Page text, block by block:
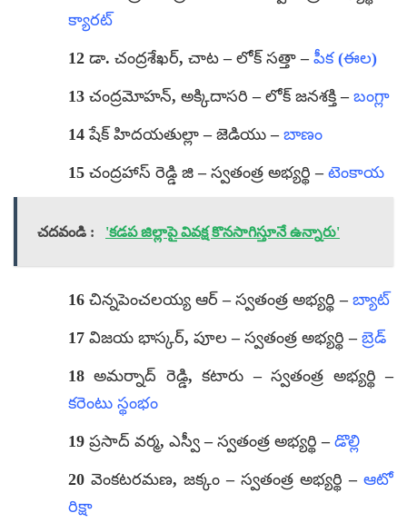
క్యారట్
12 డా. చంద్రశేఖర్, చాట – లోక్ సత్తా – పీక (ఈల)
13 చంద్రమోహన్, అక్కిదాసరి – లోక్ జనశక్తి – బంగ్లా
14 షేక్ హిదయతుల్లా – జెడియు – బాణం
15 చంద్రహాస్ రెడ్డి జి – స్వతంత్ర అభ్యర్థి – టెంకాయ
చదవండి : 'కడప జిల్లాపై వివక్ష కొనసాగిస్తూనే ఉన్నారు'
16 చిన్నపెంచలయ్య ఆర్ – స్వతంత్ర అభ్యర్థి – బ్యాట్
17 విజయ భాస్కర్, పూల – స్వతంత్ర అభ్యర్థి – బ్రెడ్
18 అమర్నాద్ రెడ్డి, కటారు – స్వతంత్ర అభ్యర్థి –
కరెంటు స్థంభం
19 ప్రసాద్ వర్మ, ఎస్వీ – స్వతంత్ర అభ్యర్థి – డొల్లి
20 వెంకటరమణ, జక్కం – స్వతంత్ర అభ్యర్థి – ఆటో
రిక్షా